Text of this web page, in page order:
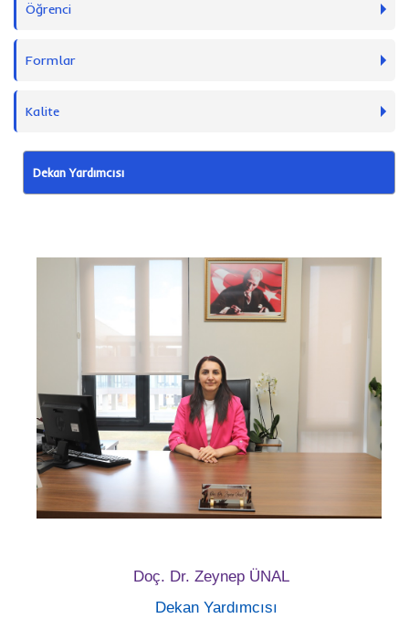
Öğrenci
Formlar
Kalite
Dekan Yardımcısı
Doç. Dr. Zeynep ÜNAL
Dekan Yardımcısı